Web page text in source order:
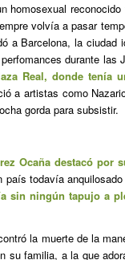
homosexual
volvía a pasar
a Barcelona, la ciudad
durante las
Real, donde tenía
a artistas como
gorda para subsistir.
Ocaña destacó por
todavía
sin ningún tapujo a
la muerte de la
su familia, a la que